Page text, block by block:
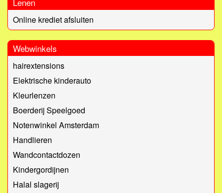
Online krediet afsluiten
Webwinkels
hairextensions
Elektrische kinderauto
Kleurlenzen
Boerderij Speelgoed
Notenwinkel Amsterdam
Handlieren
Wandcontactdozen
Kindergordijnen
Halal slagerij